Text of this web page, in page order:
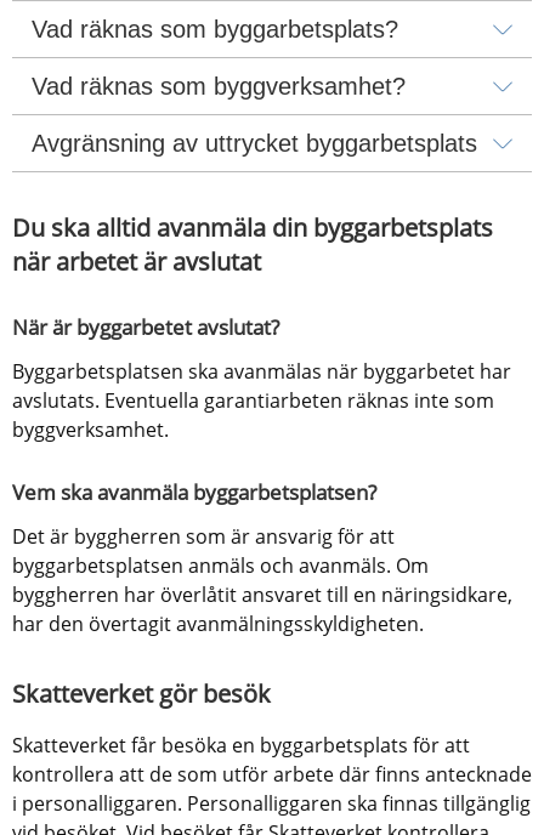
Vad räknas som byggarbetsplats?
Vad räknas som byggverksamhet?
Avgränsning av uttrycket byggarbetsplats
Du ska alltid avanmäla din byggarbetsplats
när arbetet är avslutat
När är byggarbetet avslutat?
Byggarbetsplatsen ska avanmälas när byggarbetet har
avslutats. Eventuella garantiarbeten räknas inte som
byggverksamhet.
Vem ska avanmäla byggarbetsplatsen?
Det är byggherren som är ansvarig för att
byggarbetsplatsen anmäls och avanmäls. Om
byggherren har överlåtit ansvaret till en näringsidkare,
har den övertagit avanmälningsskyldigheten.
Skatteverket gör besök
Skatteverket får besöka en byggarbetsplats för att
kontrollera att de som utför arbete där finns antecknade
i personalliggaren. Personalliggaren ska finnas tillgänglig